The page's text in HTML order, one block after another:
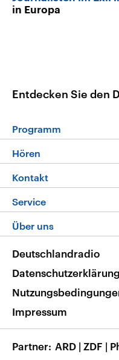
in Europa
Entdecken Sie den
Programm
Programm
Die Nachrichten
Nachrichtenleicht
Neue Beiträge
Hören
Livestream
Podcasts
Deutschlandfunk
Nachrichten App
Frequenzen
Kontakt
Hörerservice
Service
FAQ
Veranstaltungen
Musikliste
RSS
Über uns
Barrierefreiheit
Deutschlandradio
Datenschutzerklärung
Impressum
Partner ARD | ZDF |